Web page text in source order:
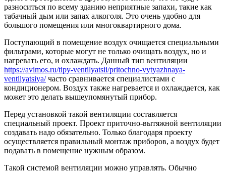
разноситься по всему зданию неприятные запахи, такие как
табачный дым или запах алкоголя. Это очень удобно для
большого помещения или многоквартирного дома.
Поступающий в помещение воздух очищается специальными
фильтрами, которые могут не только очищать воздух, но и
нагревать его, и охлаждать. Данный тип вентиляции
https://avimos.ru/tipy-ventilyatsii/pritochno-vytyazhnaya-
ventilyatsiya/часто сравнивается специалистами с
кондиционером. Воздух также нагревается и охлаждается, как
может это делать вышеупомянутый прибор.
Перед установкой такой вентиляции составляется
специальный проект. Проект приточно-вытяжной вентиляции
создавать надо обязательно. Только благодаря проекту
осуществляется правильный монтаж приборов, а воздух будет
подавать в помещение нужным образом.
Такой системой вентиляции можно управлять. Обычно